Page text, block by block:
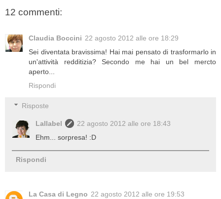
12 commenti:
Claudia Boccini 22 agosto 2012 alle ore 18:29
Sei diventata bravissima! Hai mai pensato di trasformarlo in
un'attività redditizia? Secondo me hai un bel mercto
aperto...
Rispondi
Risposte
Lallabel
22 agosto 2012 alle ore 18:43
Ehm... sorpresa! :D
Rispondi
La Casa di Legno 22 agosto 2012 alle ore 19:53